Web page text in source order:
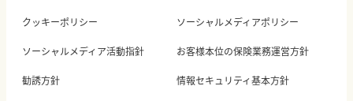
クッキーポリシー ソーシャルメディアポリシー
ソーシャルメディア活動指針 お客様本位の保険業務運営方針
勧誘方針 情報セキュリティ基本方針